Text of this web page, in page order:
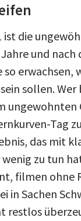
ist die
und nach
erwachsen,
sollen.
Tag
das mit
zu tun
filmen ohne
in Sachen
restlos